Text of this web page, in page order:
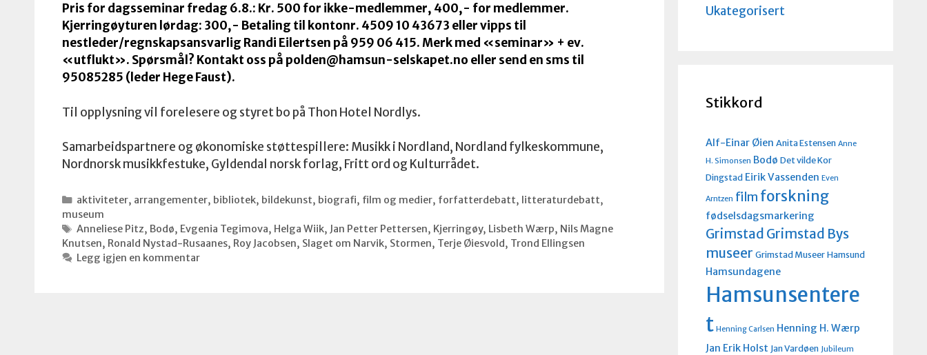
Pris for dagsseminar fredag 6.8.: Kr. 500 for ikke-medlemmer, 400,- for medlemmer.
Kjerringøyturen lørdag: 300,- Betaling til kontonr. 4509 10 43673 eller vipps til
nestleder/regnskapsansvarlig Randi Eilertsen på 959 06 415. Merk med «seminar» + ev.
«utflukt». Spørsmål? Kontakt oss på polden@hamsun-selskapet.no eller send en sms til
95085285 (leder Hege Faust).
Til opplysning vil forelesere og styret bo på Thon Hotel Nordlys.
Samarbeidspartnere og økonomiske støttespillere: Musikk i Nordland, Nordland fylkeskommune,
Nordnorsk musikkfestuke, Gyldendal norsk forlag, Fritt ord og Kulturrådet.
Kategorier
aktiviteter, arrangementer, bibliotek, bildekunst, biografi, film og medier, forfatterdebatt, litteraturdebatt,
museum
Stikkord
Anneliese Pitz, Bodø, Evgenia Tegimova, Helga Wiik, Jan Petter Pettersen, Kjerringøy, Lisbeth Wærp, Nils Magne
Knutsen, Ronald Nystad-Rusaanes, Roy Jacobsen, Slaget om Narvik, Stormen, Terje Øiesvold, Trond Ellingsen
Legg igjen en kommentar
Ukategorisert
Stikkord
Alf-Einar Øien Anita Estensen Anne
H. Simonsen Bodø Det vilde Kor
Dingstad Eirik Vassenden Even
Arntzen film forskning
fødselsdagsmarkering
Grimstad Grimstad Bys
museer Grimstad Museer Hamsund
Hamsundagene
Hamsunsentere
t Henning Carlsen Henning H. Wærp
Jan Erik Holst Jan Vardøen Jubileum